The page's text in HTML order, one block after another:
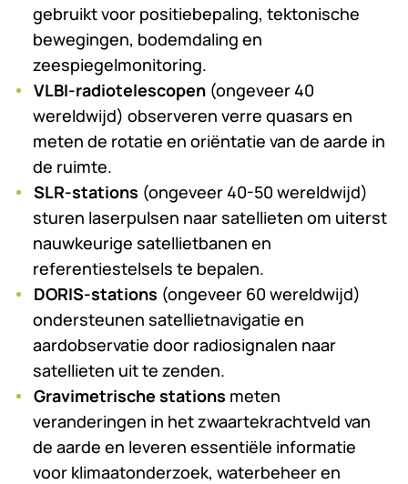
gebruikt voor positiebepaling, tektonische
bewegingen, bodemdaling en
zeespiegelmonitoring.
VLBI-radiotelescopen (ongeveer 40
wereldwijd) observeren verre quasars en
meten de rotatie en oriëntatie van de aarde in
de ruimte.
SLR-stations (ongeveer 40-50 wereldwijd)
sturen laserpulsen naar satellieten om uiterst
nauwkeurige satellietbanen en
referentiestelsels te bepalen.
DORIS-stations (ongeveer 60 wereldwijd)
ondersteunen satellietnavigatie en
aardobservatie door radiosignalen naar
satellieten uit te zenden.
Gravimetrische stations meten
veranderingen in het zwaartekrachtveld van
de aarde en leveren essentiële informatie
voor klimaatonderzoek, waterbeheer en